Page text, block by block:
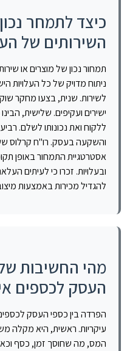
כיצד לתמחר
השירותים של
תמחור נכון של מוצרים או
ניתוח מדויק של כל העלויות
לשירות. שנית, בצעו מחקר
ישירים ועקיפים. שלישית,
ללקוח ואת נכונותו לשלם.
והשקעה בעסק. רו"ח קרלוס
אסטרטגיית התמחור באופן
ובעלויות. זכרו כי לעיתים
להגדיל מכירות באמצעות
מהי החשיבות
העסק לכספים
הפרדה בין כספי העסק
עיקריות. ראשית, היא מקלה
המס, מה שחוסך זמן, כסף